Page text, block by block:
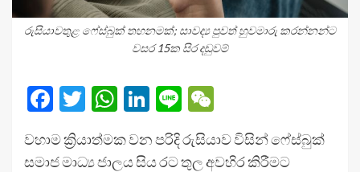
රුසියාවතුළ ෆේස්බුක් තහනමක්; සාවද්‍ය පුවත් හුවමාරු කරන්නන්ට
වසර 15ක සිර දඬුවම්
Facebook
Twitter
WhatsApp
LinkedIn
Line
වහාම ක්‍රියාත්මක වන පරිදි රුසියාව විසින් ෆේස්බුක්
සමාජ මාධ්‍ය ජාලය සිය රට තුල අවහිර කිරීමට